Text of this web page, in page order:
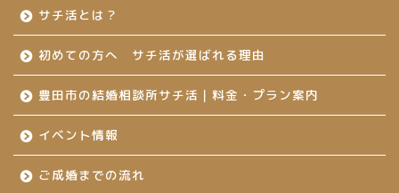
サチ活とは？
初めての方へ サチ活が選ばれる理由
豊田市の結婚相談所サチ活｜料金・プラン案内
イベント情報
ご成婚までの流れ